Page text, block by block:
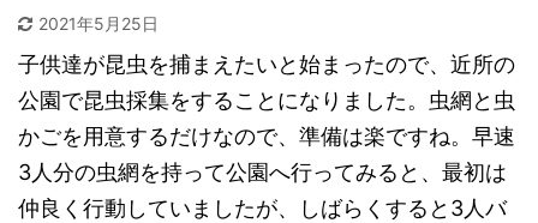
2021年5月25日
子供達が昆虫を捕まえたいと始まったので、近所の
公園で昆虫採集をすることになりました。虫網と虫
かごを用意するだけなので、準備は楽ですね。早速
3人分の虫網を持って公園へ行ってみると、最初は
仲良く行動していましたが、しばらくすると3人バ